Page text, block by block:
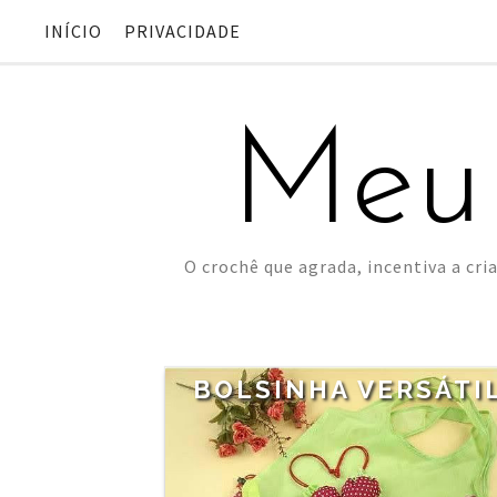
INÍCIO PRIVACIDADE
O crochê que agrada, incentiva a
BOLSINHA